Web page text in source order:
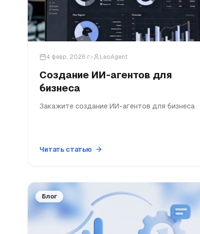
4 февр. 2026 г. LeoAgent
Создание ИИ-агентов для
бизнеса
Закажите создание ИИ-агентов для бизнеса
Читать статью
Блог